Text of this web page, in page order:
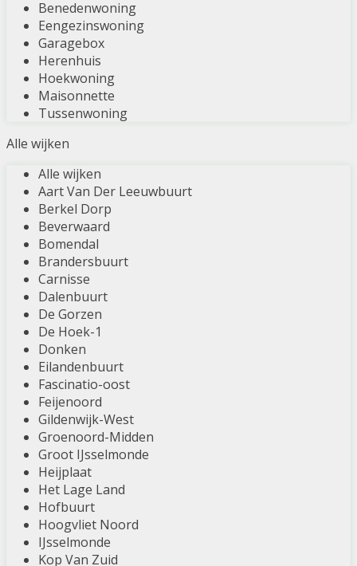
Benedenwoning
Eengezinswoning
Garagebox
Herenhuis
Hoekwoning
Maisonnette
Tussenwoning
Alle wijken
Alle wijken
Aart Van Der Leeuwbuurt
Berkel Dorp
Beverwaard
Bomendal
Brandersbuurt
Carnisse
Dalenbuurt
De Gorzen
De Hoek-1
Donken
Eilandenbuurt
Fascinatio-oost
Feijenoord
Gildenwijk-West
Groenoord-Midden
Groot IJsselmonde
Heijplaat
Het Lage Land
Hofbuurt
Hoogvliet Noord
IJsselmonde
Kop Van Zuid